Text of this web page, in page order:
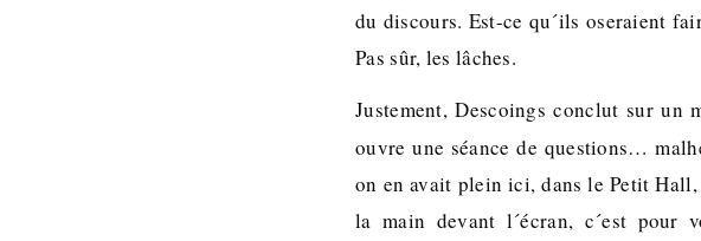
du discours. Est-ce qu´ils oseraient
Pas sûr, les lâches.
Justement, Descoings conclut sur un
ouvre une séance de questions…
on en avait plein ici, dans le Petit
la main devant l´écran, c´est pour